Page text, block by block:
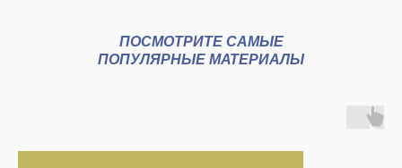
ПОСМОТРИТЕ САМЫЕ
ПОПУЛЯРНЫЕ МАТЕРИАЛЫ